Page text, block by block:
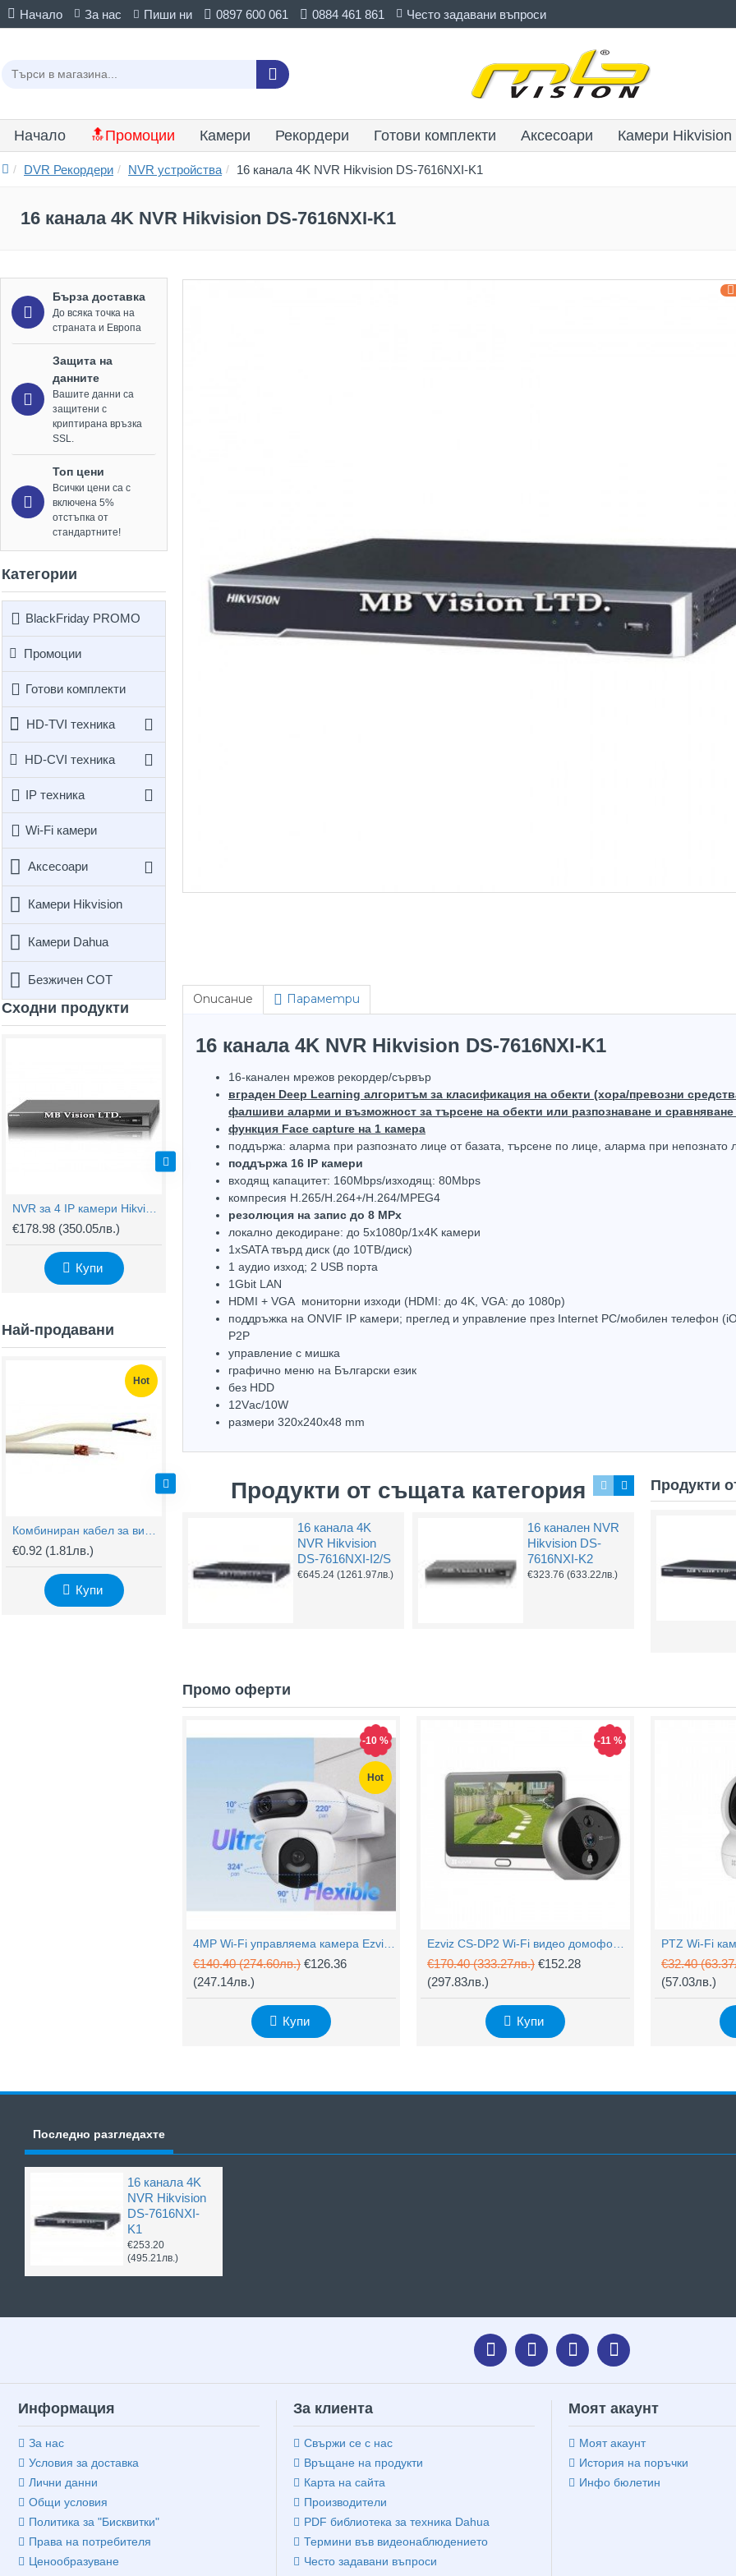
Начало За нас Пиши ни 0897 600 061 0884 461 861 Често задавани въпроси
Начало 🔝Промоции Камери Рекордери Готови комплекти Аксесоари Камери Hikvision
DVR Рекордери NVR устройства 16 канала 4K NVR Hikvision DS-7616NXI-K1
16 канала 4K NVR Hikvision DS-7616NXI-K1
Бърза доставка
До всяка точка на
страната и Европа
Защита на
данните
Вашите данни са
защитени с
криптирана връзка
SSL.
Топ цени
Всички цени са с
включена 5%
отстъпка от
стандартните!
Категории
BlackFriday PROMO
Промоции
Готови комплекти
HD-TVI техника
HD-CVI техника
IP техника
Wi-Fi камери
Аксесоари
Камери Hikvision
Камери Dahua
Безжичен СОТ
Сходни продукти
€178.98 (350.05лв.)
Купи
Hot
Top Brand
€323.76(633.22лв.)
Купи
Не е в наличност
€547.20(1070.22лв.)
Най-продавани
Hot
€0.92 (1.81лв.)
Купи
BNC Kонектор с Винт
€0.61 €0.58(1.14лв.)
Описание Параметри
16 канала 4K NVR Hikvision DS-7616NXI-K1
16-канален мрежов рекордер/сървър
вграден Deep Learning алгоритъм за класификация на обекти (хора/превозни
фалшиви аларми и възможност за търсене на обекти или разпознаване и
функция Face capture на 1 камера
поддържа: аларма при разпознато лице от базата, търсене по лице, аларма при непознато
поддържа 16 IP камери
входящ капацитет: 160Mbps/изходящ: 80Mbps
компресия H.265/H.264+/H.264/MPEG4
резолюция на запис до 8 MPx
локално декодиране: до 5x1080p/1x4K камери
1хSATA твърд диск (до 10ТВ/диск)
1 аудио изход; 2 USB порта
1Gbit LAN
HDMI + VGA мониторни изходи (HDMI: до 4K, VGA: до 1080р)
поддръжка на ONVIF IP камери; преглед и управление през Internet PC/мобилен телефон
P2P
управлeние с мишка
графично меню на Български език
без HDD
12Vаc/10W
размери 320х240х48 mm
Продукти от същата категория
16 канала 4K
NVR Hikvision
DS-7616NXI-I2/S
€645.24 (1261.97лв.)
16 канален NVR
Hikvision DS-
7616NXI-K2
€323.76 (633.22лв.)
Продукти
Промо оферти
Hot
-10 %
€140.40(274.60лв.) €126.36
(247.14лв.)
Купи
-11 %
€170.40(333.27лв.) €152.28
(297.83лв.)
Купи
€32.40
(57.03лв.)
Последно разгледахте
16 канала 4K
NVR Hikvision
DS-7616NXI-
K1
€253.20
(495.21лв.)
Информация
За нас
Условия за доставка
Лични данни
Общи условия
Политика за "Бисквитки"
Права на потребителя
Ценообразуване
За клиента
Свържи се с нас
Връщане на продукти
Карта на сайта
Производители
PDF библиотека за техника Dahua
Термини във видеонаблюдението
Често задавани въпроси
Моят акаунт
Моят акаунт
История на поръчки
Инфо бюлетин